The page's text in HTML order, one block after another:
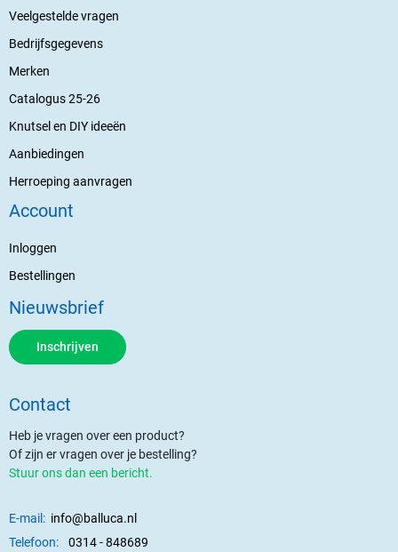
Veelgestelde vragen
Bedrijfsgegevens
Merken
Catalogus 25-26
Knutsel en DIY ideeën
Aanbiedingen
Herroeping aanvragen
Account
Inloggen
Bestellingen
Nieuwsbrief
Inschrijven
Contact
Heb je vragen over een product?
Of zijn er vragen over je bestelling?
Stuur ons dan een bericht.
E-mail: info@balluca.nl
Telefoon:
0314 - 848689